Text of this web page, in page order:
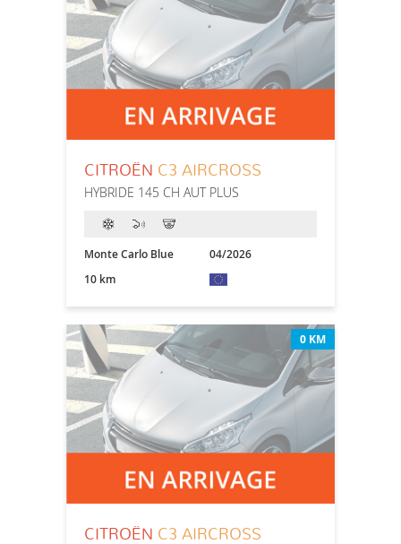
CITROËN C3 AIRCROSS
HYBRIDE 145 CH AUT PLUS
Monte Carlo Blue
04/2026
10 km
0 KM
CITROËN C3 AIRCROSS